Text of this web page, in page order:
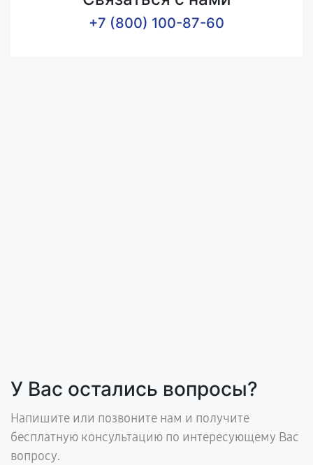
+7 (800) 100-87-60
У Вас остались вопросы?
Напишите или позвоните нам и получите
бесплатную консультацию по интересующему Вас
вопросу.